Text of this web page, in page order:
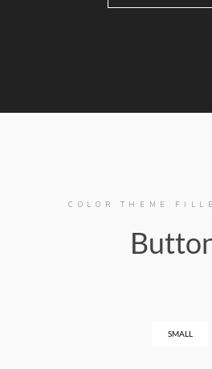
COLOR THEME
SMALL